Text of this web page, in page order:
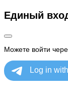
Единый
Можете войти